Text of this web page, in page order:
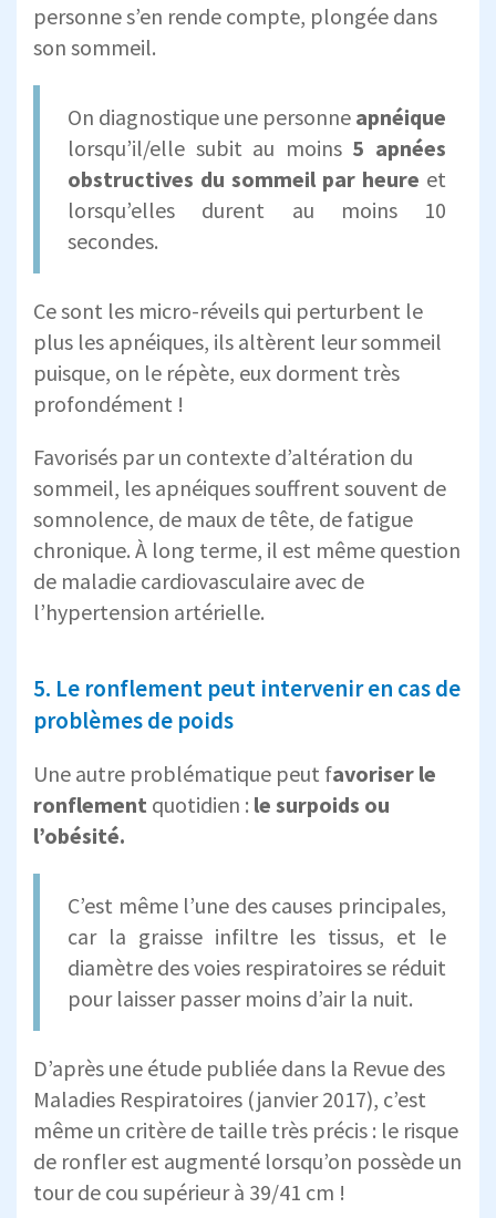
personne s’en rende compte, plongée dans
son sommeil.
On diagnostique une personne apnéique
lorsqu’il/elle subit au moins 5 apnées
obstructives du sommeil par heure et
lorsqu’elles durent au moins 10
secondes.
Ce sont les micro-réveils qui perturbent le
plus les apnéiques, ils altèrent leur sommeil
puisque, on le répète, eux dorment très
profondément !
Favorisés par un contexte d’altération du
sommeil, les apnéiques souffrent souvent de
somnolence, de maux de tête, de fatigue
chronique. À long terme, il est même question
de maladie cardiovasculaire avec de
l’hypertension artérielle.
5. Le ronflement peut intervenir en cas de
problèmes de poids
Une autre problématique peut favoriser le
ronflement quotidien : le surpoids ou
l’obésité.
C’est même l’une des causes principales,
car la graisse infiltre les tissus, et le
diamètre des voies respiratoires se réduit
pour laisser passer moins d’air la nuit.
D’après une étude publiée dans la Revue des
Maladies Respiratoires (janvier 2017), c’est
même un critère de taille très précis : le risque
de ronfler est augmenté lorsqu’on possède un
tour de cou supérieur à 39/41 cm !